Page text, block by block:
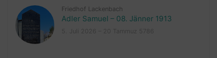
Friedhof Lackenbach
Adler Samuel – 08. Jänner 1913